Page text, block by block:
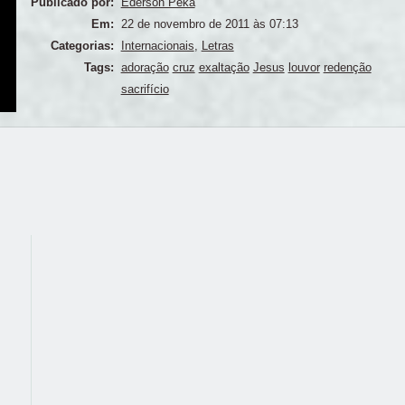
Em:
22 de novembro de 2011 às 07:13
Categorias:
Internacionais
Letras
Tags: adoração cruz exaltação Jesus louvor redenção
sacrifício